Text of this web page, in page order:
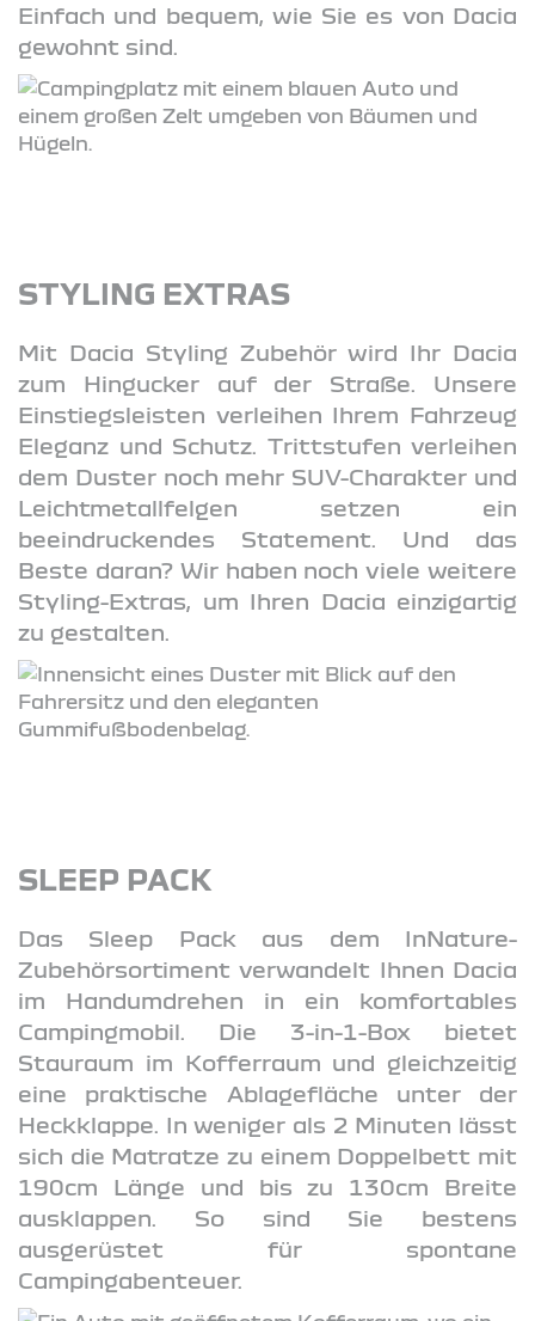
Einfach und bequem, wie Sie es von Dacia
gewohnt sind.
STYLING EXTRAS
Mit Dacia Styling Zubehör wird Ihr Dacia
zum Hingucker auf der Straße. Unsere
Einstiegsleisten verleihen Ihrem Fahrzeug
Eleganz und Schutz. Trittstufen verleihen
dem Duster noch mehr SUV-Charakter und
Leichtmetallfelgen setzen ein
beeindruckendes Statement. Und das
Beste daran? Wir haben noch viele weitere
Styling-Extras, um Ihren Dacia einzigartig
zu gestalten.
SLEEP PACK
Das Sleep Pack aus dem InNature-
Zubehörsortiment verwandelt Ihnen Dacia
im Handumdrehen in ein komfortables
Campingmobil. Die 3-in-1-Box bietet
Stauraum im Kofferraum und gleichzeitig
eine praktische Ablagefläche unter der
Heckklappe. In weniger als 2 Minuten lässt
sich die Matratze zu einem Doppelbett mit
190cm Länge und bis zu 130cm Breite
ausklappen. So sind Sie bestens
ausgerüstet für spontane
Campingabenteuer.